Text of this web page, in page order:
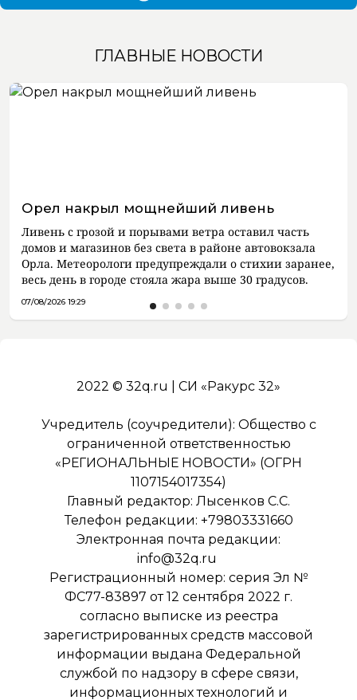
ГЛАВНЫЕ НОВОСТИ
Орел накрыл мощнейший ливень
Ливень с грозой и порывами ветра оставил часть
домов и магазинов без света в районе автовокзала
Орла. Метеорологи предупреждали о стихии заранее,
весь день в городе стояла жара выше 30 градусов.
07/08/2026 19:29
2022 © 32q.ru | СИ «Ракурс 32»
Учредитель (соучредители): Общество с
ограниченной ответственностью
«РЕГИОНАЛЬНЫЕ НОВОСТИ» (ОГРН
1107154017354)
Главный редактор: Лысенков С.С.
Телефон редакции: +79803331660
Электронная почта редакции:
info@32q.ru
Регистрационный номер: серия Эл №
ФС77-83897 от 12 сентября 2022 г.
согласно выписке из реестра
зарегистрированных средств массовой
информации выдана Федеральной
службой по надзору в сфере связи,
информационных технологий и